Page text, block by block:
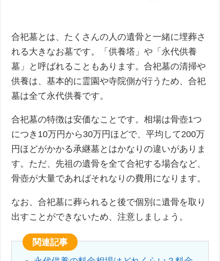
合祀墓とは、たくさんの人の遺骨と一緒に埋葬さ
れる大きなお墓です。「供養塔」や「永代供養
墓」と呼ばれることもあります。合祀墓の清掃や
供養は、基本的に霊園や寺院側が行うため、合祀
墓は全て永代供養です。
合祀墓の特徴は安価なことです。相場は骨壺1つ
につき10万円から30万円ほどで、平均して200万
円ほどがかかる承継墓とはかなりの違いがありま
す。ただ、先祖の遺骨を全て合祀する場合など、
骨壺が大量であればそれなりの費用になります。
なお、合祀墓に葬られると後で個別に遺骨を取り
出すことができないため、注意しましょう。
関連記事